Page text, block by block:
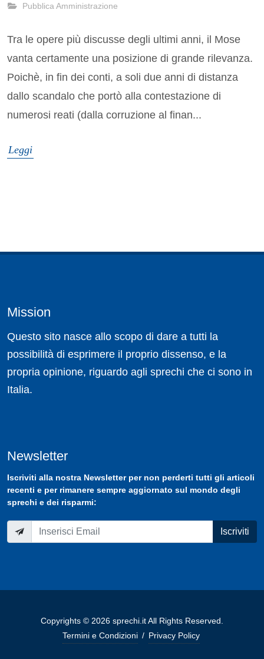
Pubblica Amministrazione
Tra le opere più discusse degli ultimi anni, il Mose
vanta certamente una posizione di grande rilevanza.
Poichè, in fin dei conti, a soli due anni di distanza
dallo scandalo che portò alla contestazione di
numerosi reati (dalla corruzione al finan...
Leggi
Mission
Questo sito nasce allo scopo di dare a tutti la
possibilità di esprimere il proprio dissenso, e la
propria opinione, riguardo agli sprechi che ci sono in
Italia.
Newsletter
Iscriviti alla nostra Newsletterper non perderti tutti gli articoli
recenti e per rimanere sempre aggiornato sul mondo degli
sprechi e dei risparmi:
Iscriviti
Copyrights © 2026 sprechi.it All Rights Reserved.
Termini e Condizioni / Privacy Policy